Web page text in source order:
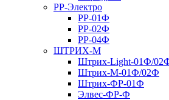
РР-Электро
РР-01Ф
РР-02Ф
РР-04Ф
ШТРИХ-М
Штрих-Light-01Ф/
Штрих-М-01Ф/02Ф
Штрих-ФР-01Ф
Элвес-ФР-Ф